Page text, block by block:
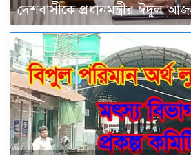
দেশবাসীকে প্রধানমন্ত্রীর ঈদুল